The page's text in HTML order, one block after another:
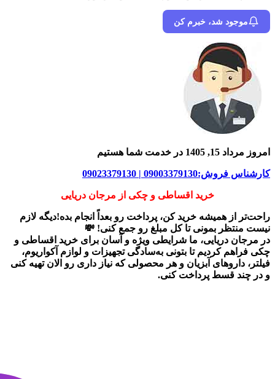
موجود شد، خبرم کن
امروز مرداد 15, 1405 در خدمت شما هستیم
کارشناس فروش:09003379130 | 09023379130
خرید اقساطی و چکی از مرجان دریایی
راحت‌تر از همیشه خرید کن، پرداخت رو بعداً انجام بده!دیگه لازم
نیست منتظر بمونی تا کل مبلغ رو جمع کنی! 💸
در مرجان دریایی، ما شرایطی ویژه و آسان برای خرید اقساطی و
چکی فراهم کردیم تا بتونی به‌سادگی تجهیزات و لوازم آکواریوم،
فیلتر، داروهای آبزیان و هر محصولی که نیاز داری رو الان تهیه کنی
و در چند قسط پرداخت کنی.